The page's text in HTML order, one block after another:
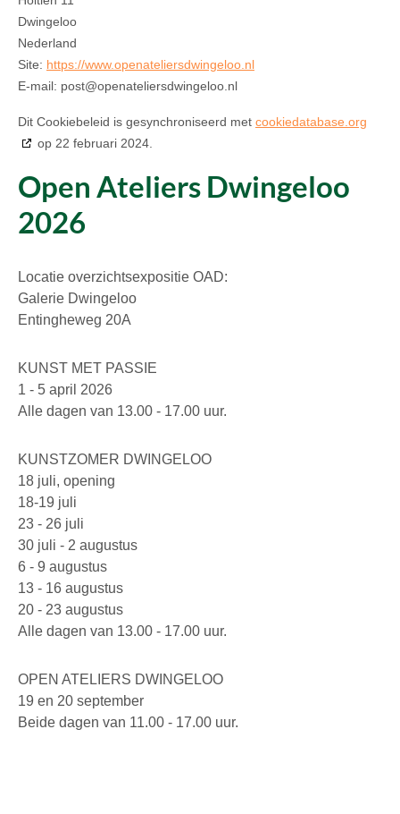
Dwingeloo
Nederland
Site: https://www.openateliersdwingeloo.nl
E-mail: post@openateliersdwingeloo.nl
Dit Cookiebeleid is gesynchroniseerd met cookiedatabase.org
op 22 februari 2024.
Open Ateliers Dwingeloo
2026
Locatie overzichtsexpositie OAD:
Galerie Dwingeloo
Entingheweg 20A
KUNST MET PASSIE
1 - 5 april 2026
Alle dagen van 13.00 - 17.00 uur.
KUNSTZOMER DWINGELOO
18 juli, opening
18-19 juli
23 - 26 juli
30 juli - 2 augustus
6 - 9 augustus
13 - 16 augustus
20 - 23 augustus
Alle dagen van 13.00 - 17.00 uur.
OPEN ATELIERS DWINGELOO
19 en 20 september
Beide dagen van 11.00 - 17.00 uur.